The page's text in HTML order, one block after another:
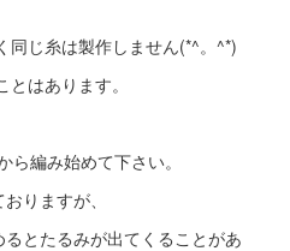
じ糸は製作しません(*^。^*)
はあります。
ら編み始めて下さい。
りますが、
とたるみが出てくることがあ